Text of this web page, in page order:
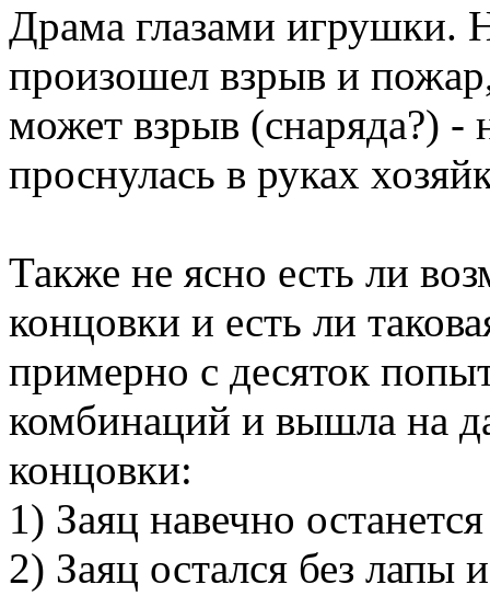
Драма глазами игрушки.
произошел взрыв и
может взрыв (снаряда?) -
проснулась в руках
Также не ясно есть ли
концовки и есть ли
примерно с десяток
комбинаций и вышла на
концовки:
1) Заяц навечно
2) Заяц остался без лапы